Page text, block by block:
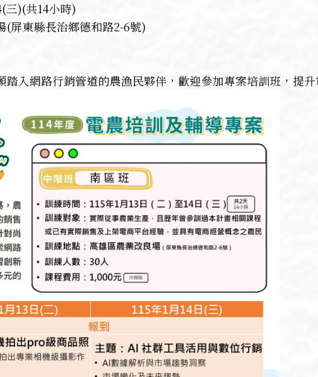
三)(共14小時)
(屏東縣長治鄉德和路2-6號)
踏入網路行銷管道的農漁民夥伴，歡迎參加專案培訓班，提